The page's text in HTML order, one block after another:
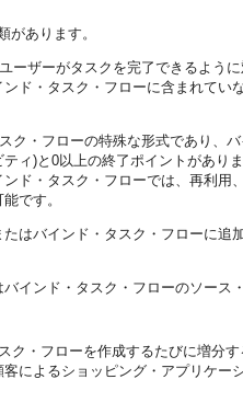
があります。
ーザーがタスクを完了できるよう
ンド・タスク・フローに含まれて
ク・フローの特殊な形式であり、
ィ)と0以上の終了ポイントがあり
ド・タスク・フローでは、再利
です。
はバインド・タスク・フローに追
インド・タスク・フローのソース
ク・フローを作成するたびに増分
客によるショッピング・アプリケ